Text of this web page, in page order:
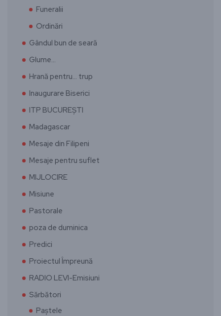
Funeralii
Ordinări
Gândul bun de seară
Glume…
Hrană pentru… trup
Inaugurare Biserici
ITP BUCUREȘTI
Madagascar
Mesaje din Filipeni
Mesaje pentru suflet
MIJLOCIRE
Misiune
Pastorale
poza de duminica
Predici
Proiectul Împreună
RADIO LEVI-Emisiuni
Sărbători
Paștele